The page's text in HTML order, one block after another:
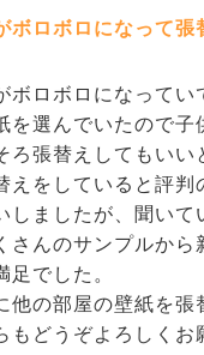
ボロボロになって張
ボロボロになってい
を選んでいたので子
ろ張替えしてもいい
えをしていると評判
しましたが、聞いて
さんのサンプルから
足でした。
他の部屋の壁紙を張
もどうぞよろしくお